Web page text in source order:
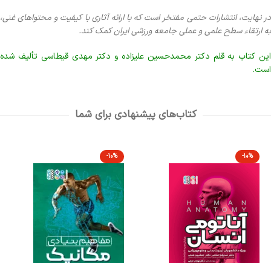
در نهایت، انتشارات حتمی مفتخر است که با ارائه آثاری با کیفیت و محتواهای غنی،
به ارتقاء سطح علمی و عملی جامعه ورزشی ایران کمک کند.
این کتاب به قلم دکتر محمدحسین علیزاده و دکتر مهدی قیطاسی تألیف شده
است.
کتاب‌های پیشنهادی برای شما
-10%
-10%